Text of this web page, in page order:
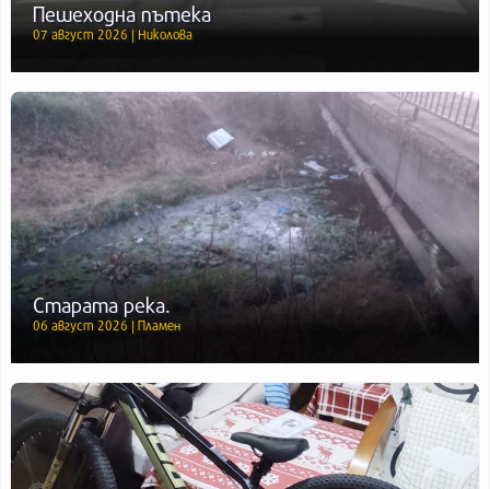
Пешеходна пътека
07 август 2026 | Николова
Старата река.
06 август 2026 | Пламен